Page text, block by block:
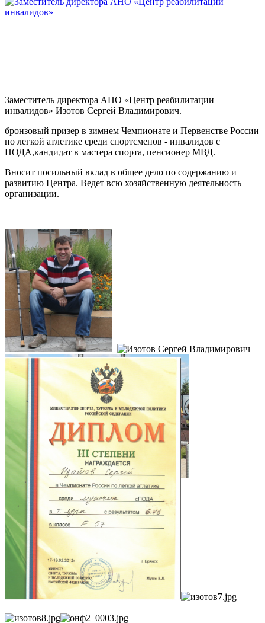
Заместитель директора АНО «Центр реабилитации
инвалидов» Изотов Сергей Владимирович.
бронзовый призер в зимнем Чемпионате и Первенстве России
по легкой атлетике среди спортсменов - инвалидов с
ПОДА,кандидат в мастера спорта, пенсионер МВД.
Вносит посильный вклад в общее дело по содержанию и
развитию Центра. Ведет всю хозяйственную деятельность
организации.